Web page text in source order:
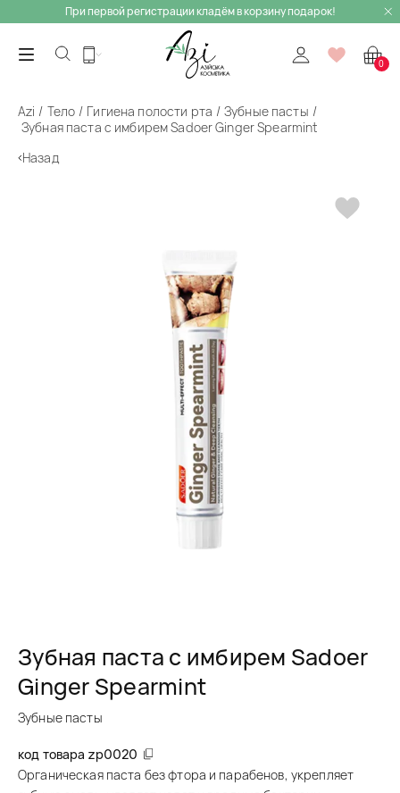
При первой регистрации кладём в корзину подарок!
0
Azi Тело Гигиена полости рта
Зубные пасты
Зубная паста с имбирем Sadoer Ginger Spearmint
Назад
Зубная паста с имбирем Sadoer
Ginger Spearmint
Зубные пасты
код товара zp0020
Органическая паста без фтора и парабенов, укрепляет